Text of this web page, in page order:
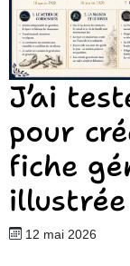
J’ai
pour
fiche
illustrée
12 mai 2026